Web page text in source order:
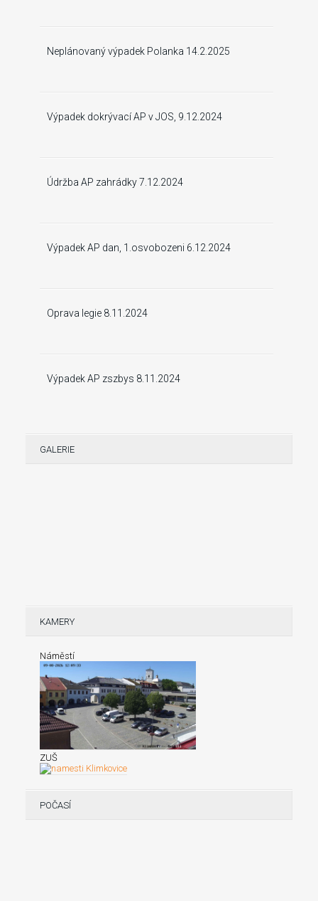
Neplánovaný výpadek Polanka 14.2.2025
Výpadek dokrývací AP v JOS, 9.12.2024
Údržba AP zahrádky 7.12.2024
Výpadek AP dan, 1.osvobozeni 6.12.2024
Oprava legie 8.11.2024
Výpadek AP zszbys 8.11.2024
GALERIE
KAMERY
Náměstí
ZUŠ
POČASÍ